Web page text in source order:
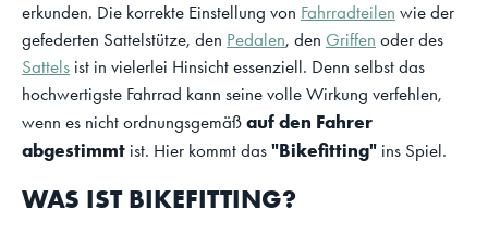
erkunden. Die korrekte Einstellung von Fahrradteilen wie der
gefederten Sattelstütze, den Pedalen, den Griffen oder des
Sattels ist in vielerlei Hinsicht essenziell. Denn selbst das
hochwertigste Fahrrad kann seine volle Wirkung verfehlen,
wenn es nicht ordnungsgemäß auf den Fahrer
abgestimmt ist. Hier kommt das "Bikefitting" ins Spiel.
WAS IST BIKEFITTING?